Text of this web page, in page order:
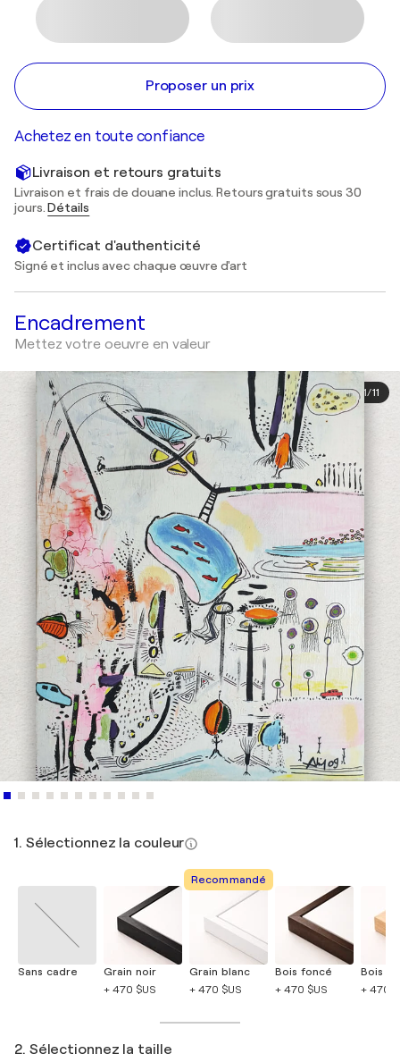
Proposer un prix
Achetez en toute confiance
Livraison et retours gratuits
Livraison et frais de douane inclus. Retours gratuits sous 30
jours.Détails
Certificat d'authenticité
Signé et inclus avec chaque œuvre d'art
Encadrement
Mettez votre oeuvre en valeur
1/11
1. Sélectionnez la couleur
Sans cadre
Grain noir
+ 470 $US
Recommandé
Grain blanc
+ 470 $US
Bois foncé
+ 470 $US
Bois
+ 470
2. Sélectionnez la taille